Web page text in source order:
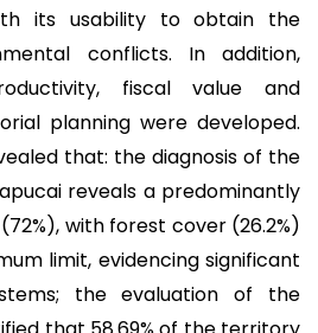
its usability to obtain the
conflicts. In addition,
fiscal value and
planning were developed.
that: the diagnosis of the
reveals a predominantly
with forest cover (26.2%)
limit, evidencing significant
the evaluation of the